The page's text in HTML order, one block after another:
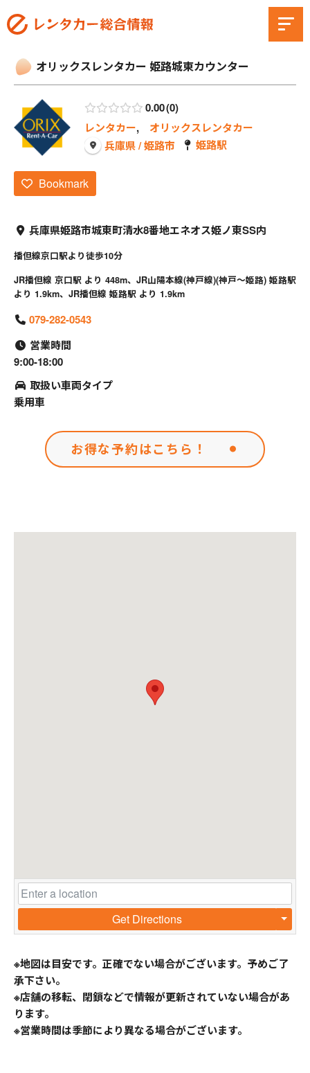
オリックスレンタカー 姫路城東カウンター
0.00 0
レンタカー, オリックスレンタカー
兵庫県 / 姫路市
姫路駅
Bookmark
兵庫県姫路市城東町清水8番地エネオス姫ノ東SS内
播但線京口駅より徒歩10分
JR播但線 京口駅 より 448m、JR山陽本線(神戸線)(神戸～姫路) 姫路駅
より 1.9km、JR播但線 姫路駅 より 1.9km
079-282-0543
営業時間
9:00-18:00
取扱い車両タイプ
乗用車
お得な予約はこちら！
Get Directions
※地図は目安です。正確でない場合がございます。予めご了
承下さい。
※店舗の移転、閉鎖などで情報が更新されていない場合があ
ります。
※営業時間は季節により異なる場合がございます。